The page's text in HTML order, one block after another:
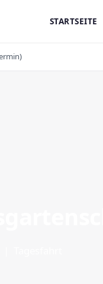
STARTSEITE